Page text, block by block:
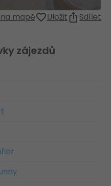
mapě Uložit Sdílet
zájezdů